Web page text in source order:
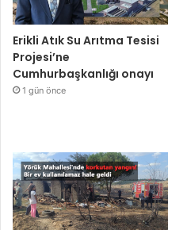
Erikli Atık Su Arıtma Tesisi
Projesi’ne
Cumhurbaşkanlığı onayı
1 gün önce